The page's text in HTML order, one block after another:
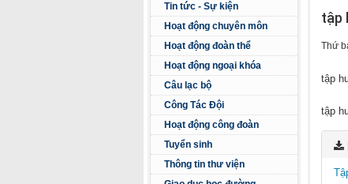
tập
Thứ
tập
tập
Tin tức - Sự kiện
Hoạt động chuyên môn
Hoạt động đoàn thể
Hoạt động ngoại khóa
Câu lạc bộ
Công Tác Đội
Hoạt động công đoàn
Tuyển sinh
Thông tin thư viện